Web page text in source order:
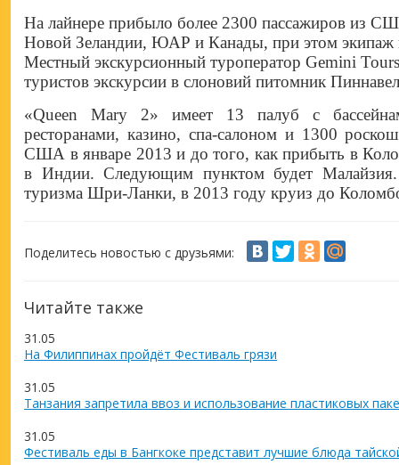
На лайнере прибыло более 2300 пассажиров из
Новой Зеландии, ЮАР и Канады, при этом экипаж
Местный экскурсионный туроператор Gemini
туристов экскурсии в слоновий питомник
«Queen Mary 2» имеет 13 палуб с
ресторанами, казино, спа-салоном и 1300
США в январе 2013 и до того, как прибыть в
в Индии. Следующим пунктом будет
туризма Шри-Ланки, в 2013 году круиз до
Поделитесь новостью с друзьями:
Читайте также
31.05
На Филиппинах пройдёт Фестиваль грязи
31.05
Танзания запретила ввоз и использование пластиковых
31.05
Фестиваль еды в Бангкоке представит лучшие блюда